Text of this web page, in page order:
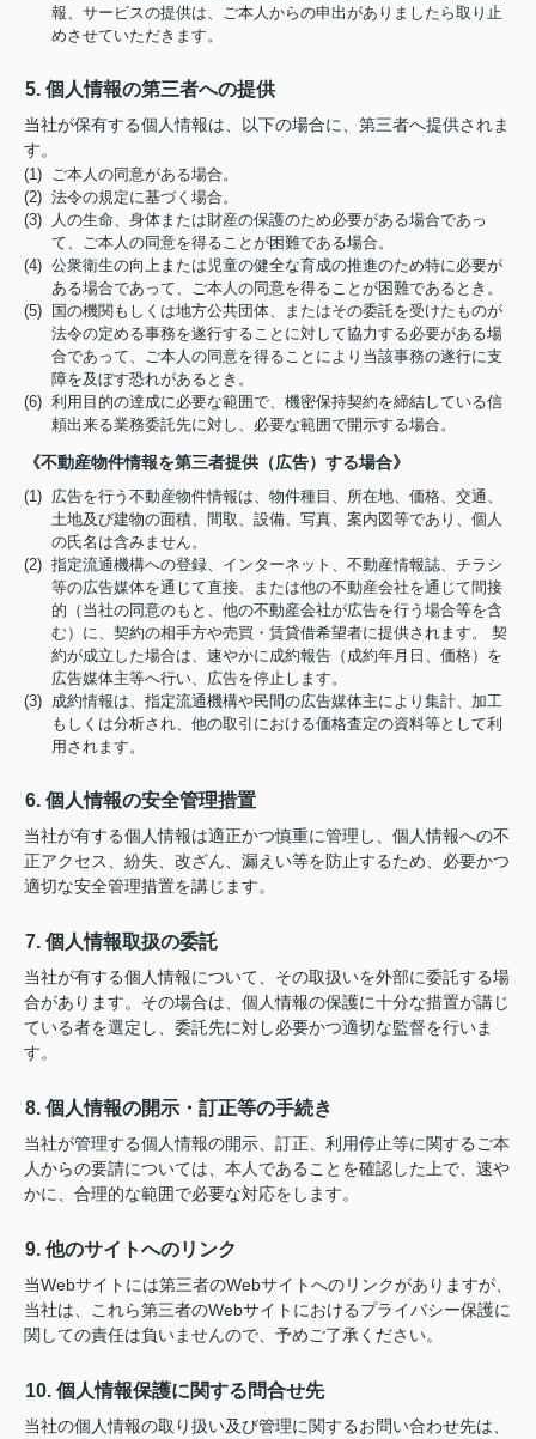
報、サービスの提供は、ご本人からの申出がありましたら取り止
めさせていただきます。
5. 個人情報の第三者への提供
当社が保有する個人情報は、以下の場合に、第三者へ提供されま
す。
(1) ご本人の同意がある場合。
(2) 法令の規定に基づく場合。
(3) 人の生命、身体または財産の保護のため必要がある場合であっ
て、ご本人の同意を得ることが困難である場合。
(4) 公衆衛生の向上または児童の健全な育成の推進のため特に必要が
ある場合であって、ご本人の同意を得ることが困難であるとき。
(5) 国の機関もしくは地方公共団体、またはその委託を受けたものが
法令の定める事務を遂行することに対して協力する必要がある場
合であって、ご本人の同意を得ることにより当該事務の遂行に支
障を及ぼす恐れがあるとき。
(6) 利用目的の達成に必要な範囲で、機密保持契約を締結している信
頼出来る業務委託先に対し、必要な範囲で開示する場合。
《不動産物件情報を第三者提供（広告）する場合》
(1) 広告を行う不動産物件情報は、物件種目、所在地、価格、交通、
土地及び建物の面積、間取、設備、写真、案内図等であり、個人
の氏名は含みません。
(2) 指定流通機構への登録、インターネット、不動産情報誌、チラシ
等の広告媒体を通じて直接、または他の不動産会社を通じて間接
的（当社の同意のもと、他の不動産会社が広告を行う場合等を含
む）に、契約の相手方や売買・賃貸借希望者に提供されます。 契
約が成立した場合は、速やかに成約報告（成約年月日、価格）を
広告媒体主等へ行い、広告を停止します。
(3) 成約情報は、指定流通機構や民間の広告媒体主により集計、加工
もしくは分析され、他の取引における価格査定の資料等として利
用されます。
6. 個人情報の安全管理措置
当社が有する個人情報は適正かつ慎重に管理し、個人情報への不
正アクセス、紛失、改ざん、漏えい等を防止するため、必要かつ
適切な安全管理措置を講じます。
7. 個人情報取扱の委託
当社が有する個人情報について、その取扱いを外部に委託する場
合があります。その場合は、個人情報の保護に十分な措置が講じ
ている者を選定し、委託先に対し必要かつ適切な監督を行いま
す。
8. 個人情報の開示・訂正等の手続き
当社が管理する個人情報の開示、訂正、利用停止等に関するご本
人からの要請については、本人であることを確認した上で、速や
かに、合理的な範囲で必要な対応をします。
9. 他のサイトへのリンク
当Webサイトには第三者のWebサイトへのリンクがありますが、
当社は、これら第三者のWebサイトにおけるプライバシー保護に
関しての責任は負いませんので、予めご了承ください。
10. 個人情報保護に関する問合せ先
当社の個人情報の取り扱い及び管理に関するお問い合わせ先は、